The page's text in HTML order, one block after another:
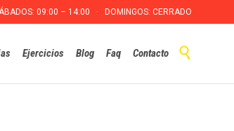
09:00 – 14:00 · DOMINGOS: CERRADO
to
Ejercicios Blog Faq Contacto 